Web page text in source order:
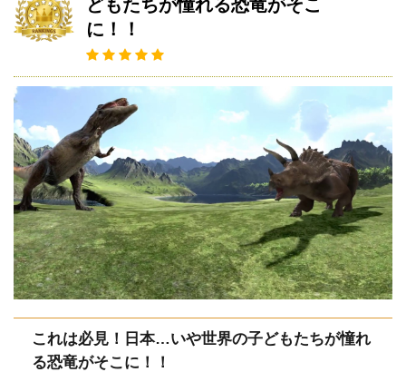
どもたちが憧れる恐竜がそこ
に！！
これは必見！日本…いや世界の子どもたちが憧れ
る恐竜がそこに！！